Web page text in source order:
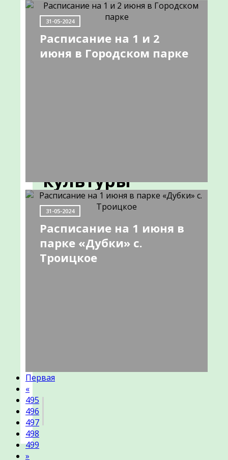
НОВОСТИ
Расписание
культуры
и
отдыха
г.
Чехов
31-05-2024
Расписание на 1 и 2
июня в Городском парке
31-05-2024
Расписание на 1 июня в
парке «Дубки» с.
Троицкое
Первая
«
495
496
497
498
499
»